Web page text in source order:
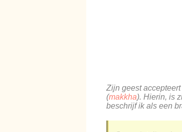
Zijn geest
(makkha). Hierin, is
beschrijf ik als een